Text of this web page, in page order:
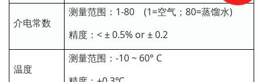
介电常数
测量范围：1-80 (1=空气；80=蒸馏水)
精度：< ± 0.5% or ± 0.2
温度
测量范围：-10 ~ 60° C